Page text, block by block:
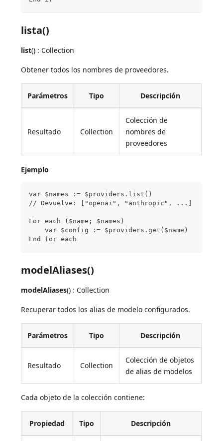
lista()
list() : Collection
Obtener todos los nombres de proveedores.
Parámetros Tipo Descripción
Resultado Collection
Colección de
nombres de
proveedores
Ejemplo
var $names := $providers.list()
// Devuelve: ["openai", "anthropic", ...]
For each ($name; $names)
    var $config := $providers.get($name)
End for each
modelAliases()
modelAliases() : Collection
Recuperar todos los alias de modelo configurados.
Parámetros Tipo Descripción
Resultado Collection
Colección de objetos
de alias de modelos
Cada objeto de la colección contiene:
Propiedad Tipo Descripción